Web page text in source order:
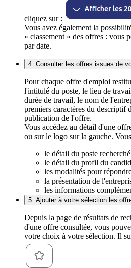
cliquez sur :
Vous avez également la
« classement » des offres : vous
par date.
4. Consulter les offres issues de
Pour chaque offre d'emploi
l'intitulé du poste, le lieu de
durée de travail, le nom de
premiers caractères du descriptif
publication de l'offre.
Vous accédez au détail d'une
ou sur le logo sur la gauche.
le détail du poste
le détail du profil du
les modalités pour
la présentation de
les informations
5. Ajouter à votre sélection les
Depuis la page de résultats de
d'une offre consultée, vous
votre choix à votre sélection. Il